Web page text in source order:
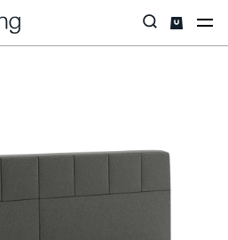
Baza & Başlık Supreme Sleep